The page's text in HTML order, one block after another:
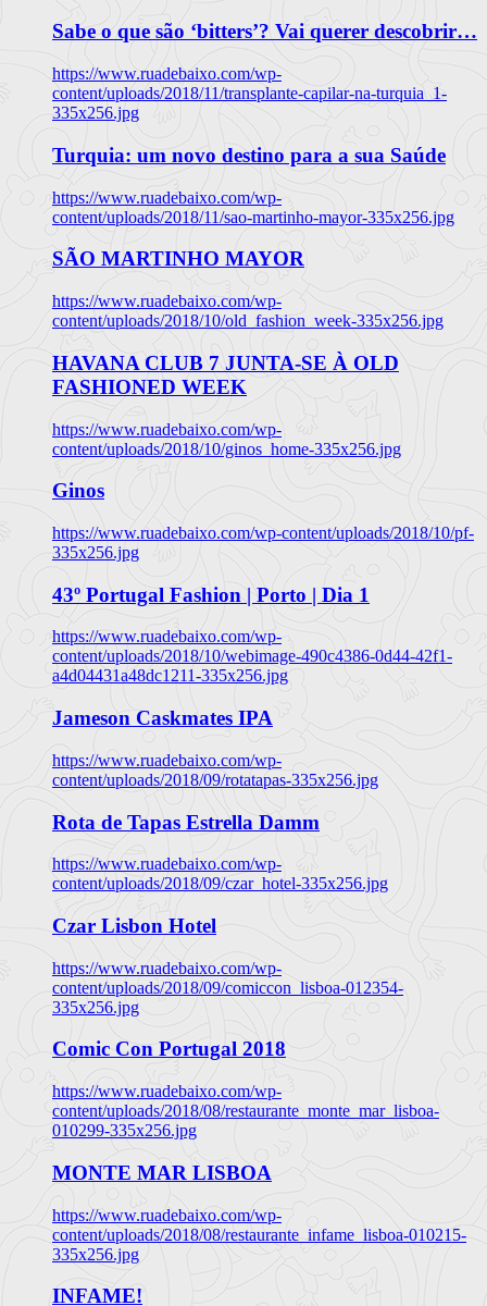
Sabe o que são ‘bitters’? Vai querer descobrir…
https://www.ruadebaixo.com/wp-
content/uploads/2018/11/transplante-capilar-na-turquia_1-
335x256.jpg
Turquia: um novo destino para a sua Saúde
https://www.ruadebaixo.com/wp-
content/uploads/2018/11/sao-martinho-mayor-335x256.jpg
SÃO MARTINHO MAYOR
https://www.ruadebaixo.com/wp-
content/uploads/2018/10/old_fashion_week-335x256.jpg
HAVANA CLUB 7 JUNTA-SE À OLD
FASHIONED WEEK
https://www.ruadebaixo.com/wp-
content/uploads/2018/10/ginos_home-335x256.jpg
Ginos
https://www.ruadebaixo.com/wp-content/uploads/2018/10/pf-
335x256.jpg
43º Portugal Fashion | Porto | Dia 1
https://www.ruadebaixo.com/wp-
content/uploads/2018/10/webimage-490c4386-0d44-42f1-
a4d04431a48dc1211-335x256.jpg
Jameson Caskmates IPA
https://www.ruadebaixo.com/wp-
content/uploads/2018/09/rotatapas-335x256.jpg
Rota de Tapas Estrella Damm
https://www.ruadebaixo.com/wp-
content/uploads/2018/09/czar_hotel-335x256.jpg
Czar Lisbon Hotel
https://www.ruadebaixo.com/wp-
content/uploads/2018/09/comiccon_lisboa-012354-
335x256.jpg
Comic Con Portugal 2018
https://www.ruadebaixo.com/wp-
content/uploads/2018/08/restaurante_monte_mar_lisboa-
010299-335x256.jpg
MONTE MAR LISBOA
https://www.ruadebaixo.com/wp-
content/uploads/2018/08/restaurante_infame_lisboa-010215-
335x256.jpg
INFAME!